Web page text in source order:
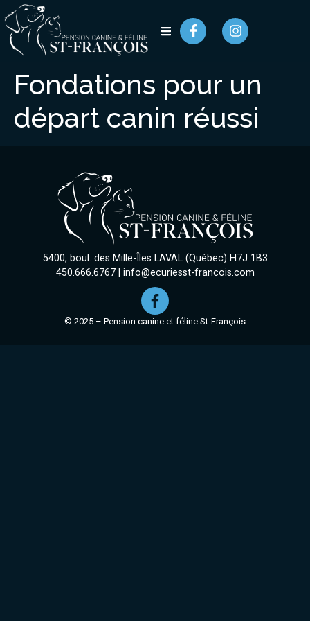
Fondations pour un
départ canin réussi
5400, boul. des Mille-Îles LAVAL (Québec) H7J 1B3
450.666.6767| info@ecuriesst-francois.com
© 2025 – Pension canine et féline St-François